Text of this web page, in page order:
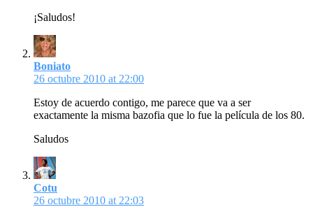
¡Saludos!
Boniato
26 octubre 2010 at 22:00
Estoy de acuerdo contigo, me parece que va a ser
exactamente la misma bazofia que lo fue la película de los 80.
Saludos
Cotu
26 octubre 2010 at 22:03